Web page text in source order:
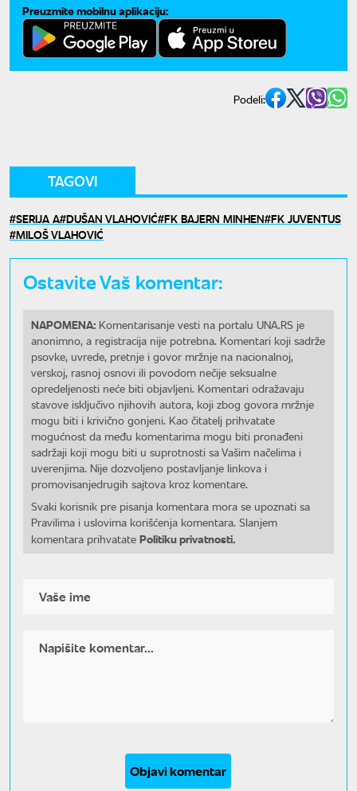
Preuzmite mobilnu aplikaciju:
Podeli:
TAGOVI
SERIJA A DUŠAN VLAHOVIĆ FK BAJERN MINHEN FK JUVENTUS
MILOŠ VLAHOVIĆ
Ostavite Vaš komentar:
NAPOMENA: Komentarisanje vesti na portalu UNA.RS je
anonimno, a registracija nije potrebna. Komentari koji sadrže
psovke, uvrede, pretnje i govor mržnje na nacionalnoj,
verskoj, rasnoj osnovi ili povodom nečije seksualne
opredeljenosti neće biti objavljeni. Komentari odražavaju
stavove isključivo njihovih autora, koji zbog govora mržnje
mogu biti i krivično gonjeni. Kao čitatelj prihvatate
mogućnost da među komentarima mogu biti pronađeni
sadržaji koji mogu biti u suprotnosti sa Vašim načelima i
uverenjima. Nije dozvoljeno postavljanje linkova i
promovisanjedrugih sajtova kroz komentare.
Svaki korisnik pre pisanja komentara mora se upoznati sa
Pravilima i uslovima korišćenja komentara. Slanjem
komentara prihvatate Politiku privatnosti.
Objavi komentar